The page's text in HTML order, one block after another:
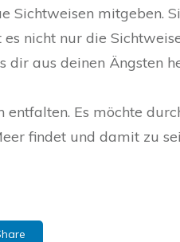
Sichtweisen mitgeben.
nicht nur die
aus deinen Ängsten
entfalten. Es möchte
findet und damit zu